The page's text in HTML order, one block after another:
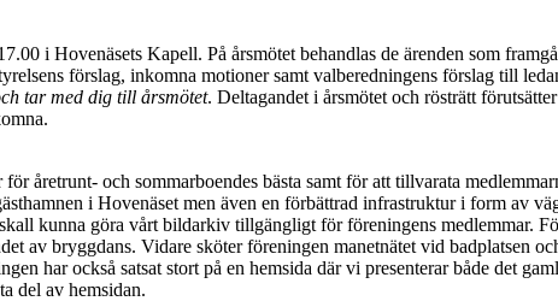
i Hovenäsets Kapell. På årsmötet behandlas de ärenden som
förslag, inkomna motioner samt valberedningens förslag till
tar med dig till årsmötet. Deltagandet i årsmötet och rösträtt
åretrunt- och sommarboendes bästa samt för att tillvarata
i Hovenäset men även en förbättrad infrastruktur i form av
kunna göra vårt bildarkiv tillgängligt för föreningens medlemmar.
av bryggdans. Vidare sköter föreningen manetnätet vid badplatsen
har också satsat stort på en hemsida där vi presenterar både det
del av hemsidan.